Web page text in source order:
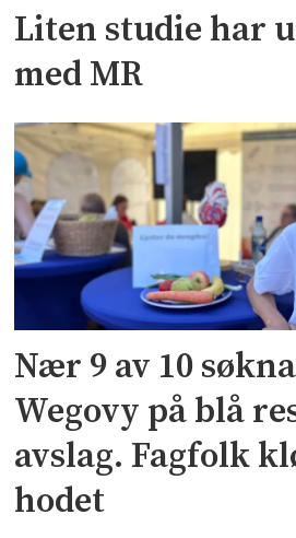
Liten studie har
med MR
Nær 9 av 10
Wegovy på blå
avslag. Fagfolk
hodet